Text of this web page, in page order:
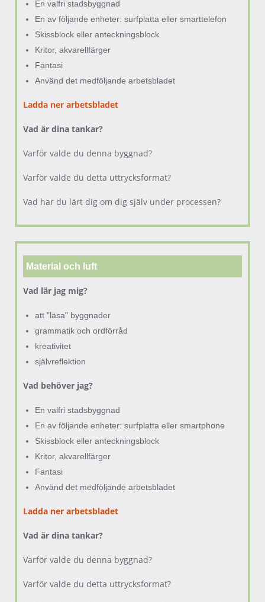
En valfri stadsbyggnad
En av följande enheter: surfplatta eller smarttelefon
Skissblock eller anteckningsblock
Kritor, akvarellfärger
Fantasi
Använd det medföljande arbetsbladet
Ladda ner arbetsbladet
Vad är dina tankar?
Varför valde du denna byggnad?
Varför valde du detta uttrycksformat?
Vad har du lärt dig om dig själv under processen?
Material och luft
Vad lär jag mig?
att "läsa" byggnader
grammatik och ordförråd
kreativitet
självreflektion
Vad behöver jag?
En valfri stadsbyggnad
En av följande enheter: surfplatta eller smartphone
Skissblock eller anteckningsblock
Kritor, akvarellfärger
Fantasi
Använd det medföljande arbetsbladet
Ladda ner arbetsbladet
Vad är dina tankar?
Varför valde du denna byggnad?
Varför valde du detta uttrycksformat?